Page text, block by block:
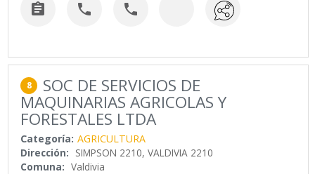
  
8 SOC DE SERVICIOS DE
MAQUINARIAS AGRICOLAS Y
FORESTALES LTDA
Categoría: AGRICULTURA
Dirección: SIMPSON 2210, VALDIVIA 2210
Comuna: Valdivia